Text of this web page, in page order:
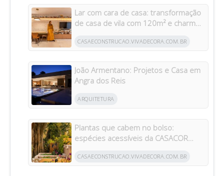
Lar com cara de casa: transformação
de casa de vila com 120m² e charme
CASAECONSTRUCAO.VIVADECORA.COM.BR
João Armentano: Projetos e Casa em
Angra dos Reis
ARQUITETURA
Plantas que cabem no bolso:
espécies acessíveis da CASACOR
CASAECONSTRUCAO.VIVADECORA.COM.BR